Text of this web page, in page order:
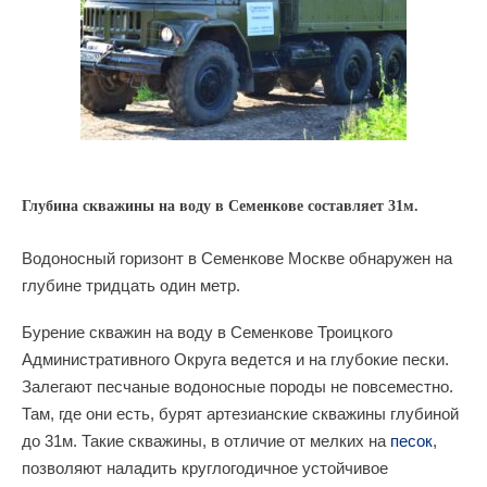
Глубина скважины на воду в Семенкове составляет 31м.
Водоносный горизонт в Семенкове Москве обнаружен на
глубине тридцать один метр.
Бурение скважин на воду в Семенкове Троицкого
Административного Округа ведется и на глубокие пески.
Залегают песчаные водоносные породы не повсеместно.
Там, где они есть, бурят артезианские скважины глубиной
до 31м. Такие скважины, в отличие от мелких на песок,
позволяют наладить круглогодичное устойчивое